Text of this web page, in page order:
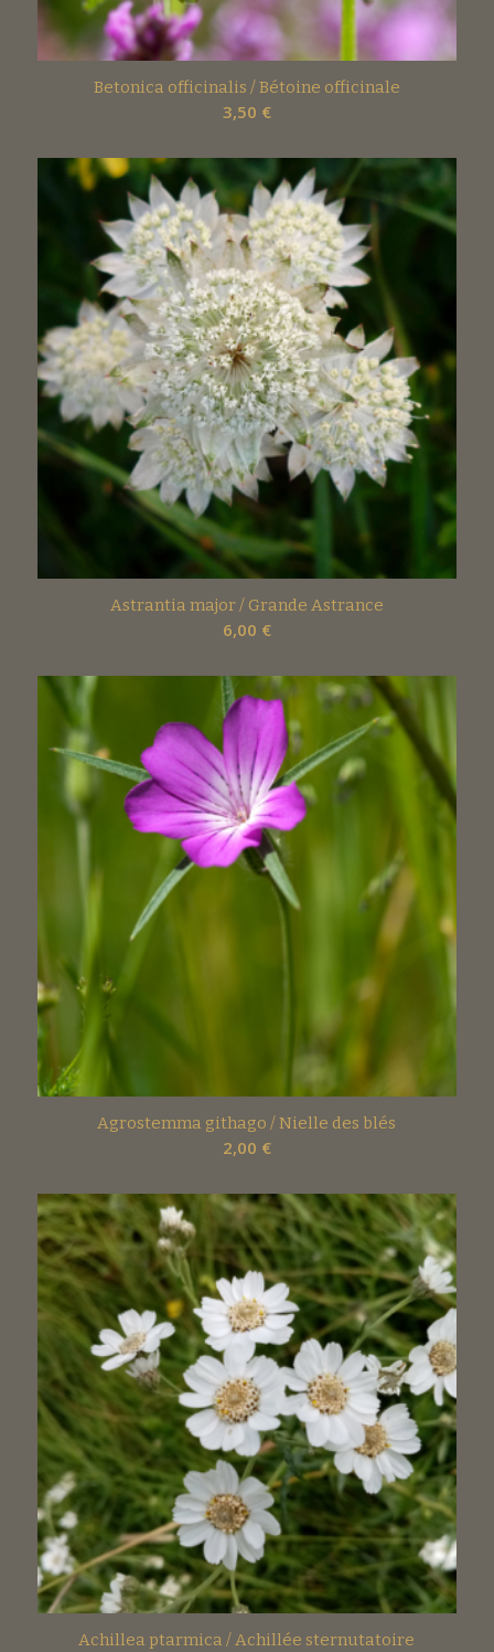
Betonica officinalis / Bétoine officinale
3,50 €
Astrantia major / Grande Astrance
6,00 €
Agrostemma githago / Nielle des blés
2,00 €
Achillea ptarmica / Achillée sternutatoire